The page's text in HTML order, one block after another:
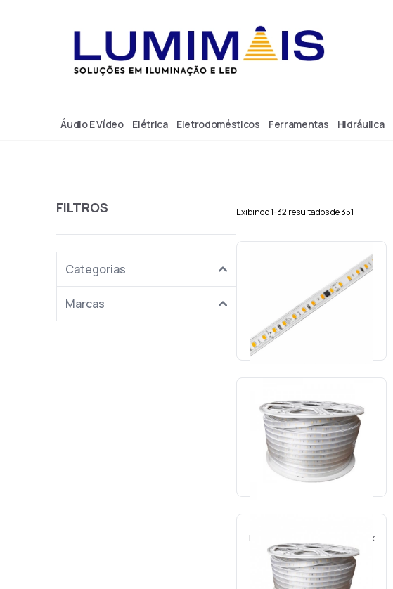
Áudio E Vídeo Elétrica Eletrodomésticos Ferramentas Hidráulica
FILTROS
Categorias
Marcas
Exibindo 1-32 resultados de 351
Fita 10w p/m 127v ip65 3000k
120led/m 10mm-Astraled
Cód.: 20600
SOLICITE O ORÇAMENTO
60led/m fosca 13mm -Gaya
Cód.: 10059
SOLICITE O ORÇAMENTO
Fita 14,4w p/m 220v ip65 3000k
60led/m fosca 13mm-Gaya
Cód.: 10845